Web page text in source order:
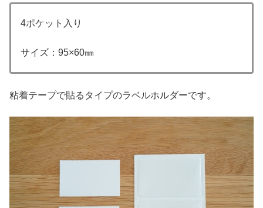
4ポケット入り
サイズ：95×60㎜
粘着テープで貼るタイプのラベルホルダーです。